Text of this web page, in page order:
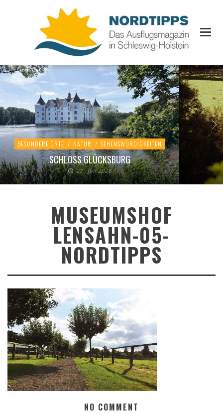
BESONDERE ORTE / NATUR / SEHENSWÜRDIGKEITEN
SCHLOSS GLÜCKSBURG
21. Juli 2026
MUSEUMSHOF
LENSAHN-05-
NORDTIPPS
NO COMMENT